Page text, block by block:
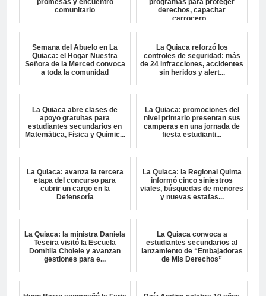
promesas y encuentro
comunitario
programas para proteger
derechos, capacitar
carrocero...
Semana del Abuelo en La
Quiaca: el Hogar Nuestra
Señora de la Merced convoca
a toda la comunidad
La Quiaca reforzó los
controles de seguridad: más
de 24 infracciones, accidentes
sin heridos y alert...
La Quiaca abre clases de
apoyo gratuitas para
estudiantes secundarios en
Matemática, Física y Químic...
La Quiaca: promociones del
nivel primario presentan sus
camperas en una jornada de
fiesta estudianti...
La Quiaca: avanza la tercera
etapa del concurso para
cubrir un cargo en la
Defensoría
La Quiaca: la Regional Quinta
informó cinco siniestros
viales, búsquedas de menores
y nuevas estafas...
La Quiaca: la ministra Daniela
Teseira visitó la Escuela
Domitila Cholele y avanzan
gestiones para e...
La Quiaca convoca a
estudiantes secundarios al
lanzamiento de “Embajadoras
de Mis Derechos”